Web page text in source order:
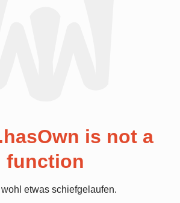
is not a
function
wohl etwas schiefgelaufen.